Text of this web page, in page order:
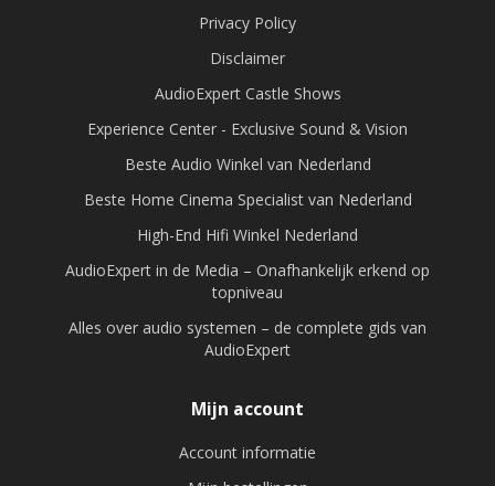
Privacy Policy
Disclaimer
AudioExpert Castle Shows
Experience Center - Exclusive Sound & Vision
Beste Audio Winkel van Nederland
Beste Home Cinema Specialist van Nederland
High-End Hifi Winkel Nederland
AudioExpert in de Media – Onafhankelijk erkend op
topniveau
Alles over audio systemen – de complete gids van
AudioExpert
Mijn account
Account informatie